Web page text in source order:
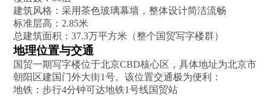
建筑风格：采用茶色玻璃幕墙，整体设计简洁流畅
标准层高：2.85米
总建筑面积：37.3万平方米（整个国贸写字楼群）‌
地理位置与交通
国贸一期写字楼位于北京CBD核心区，具体地址为北京市
朝阳区建国门外大街1号。该位置交通极为便利：
地铁：步行4分钟可达地铁1号线国贸站